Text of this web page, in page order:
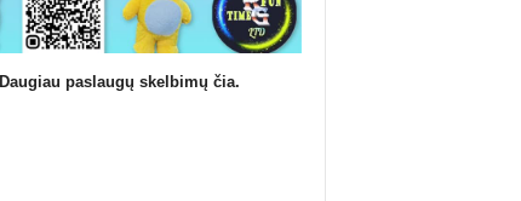
Daugiau paslaugų skelbimų čia.